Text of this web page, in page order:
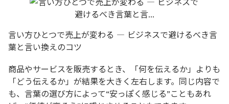
言い方ひとつで売上が変わる ― ビジネスで避けるべき言
葉と言い換えのコツ
商品やサービスを販売するとき、「何を伝えるか」よりも
「どう伝えるか」が結果を大きく左右します。同じ内容で
も、言葉の選び方によって“安っぽく感じる”こともあれ